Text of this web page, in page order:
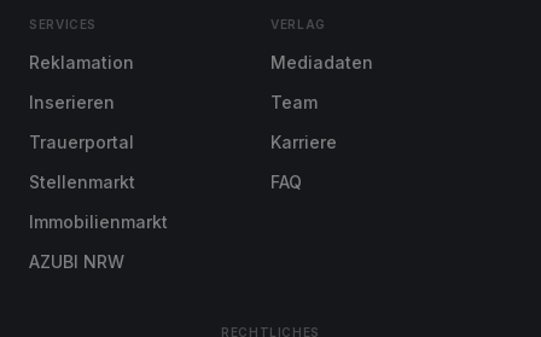
SERVICES
Reklamation
Inserieren
Trauerportal
Stellenmarkt
Immobilienmarkt
AZUBI NRW
VERLAG
Mediadaten
Team
Karriere
FAQ
RECHTLICHES